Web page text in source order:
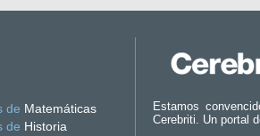
de Matemáticas
de Historia
Estamos
Cerebriti. Un portal